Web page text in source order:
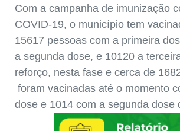
Com a campanha de imunização
COVID-19, o município tem
15617 pessoas com a primeira
a segunda dose, e 10120 a
reforço, nesta fase e cerca de
foram vacinadas até o momento
dose e 1014 com a segunda dose